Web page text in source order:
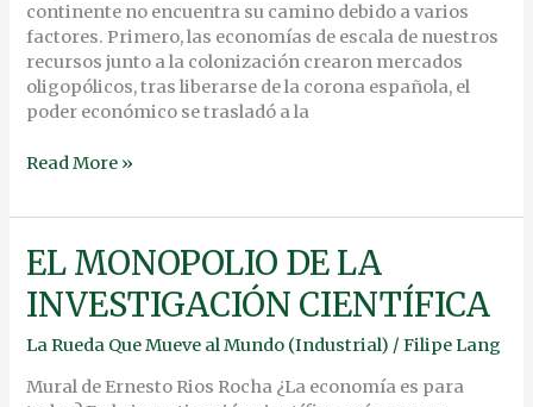
continente no encuentra su camino debido a varios
factores. Primero, las economías de escala de nuestros
recursos junto a la colonización crearon mercados
oligopólicos, tras liberarse de la corona española, el
poder económico se trasladó a la
Read More »
EL MONOPOLIO DE LA
INVESTIGACIÓN CIENTÍFICA
La Rueda Que Mueve al Mundo (Industrial) /Filipe Lang
Mural de Ernesto Rios Rocha ¿La economía es para
EL
MONOPOLIO
DE
INVESTIGACIÓN
CIENTÍFICA